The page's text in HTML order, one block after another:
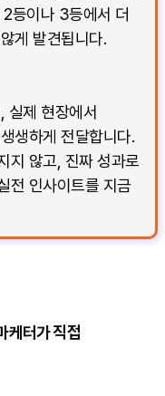
등이나 3등에서 더
게 발견됩니다.
실제 현장에서
생하게 전달합니다.
지 않고, 진짜 성과로
전 인사이트를 지금
케터가 직접